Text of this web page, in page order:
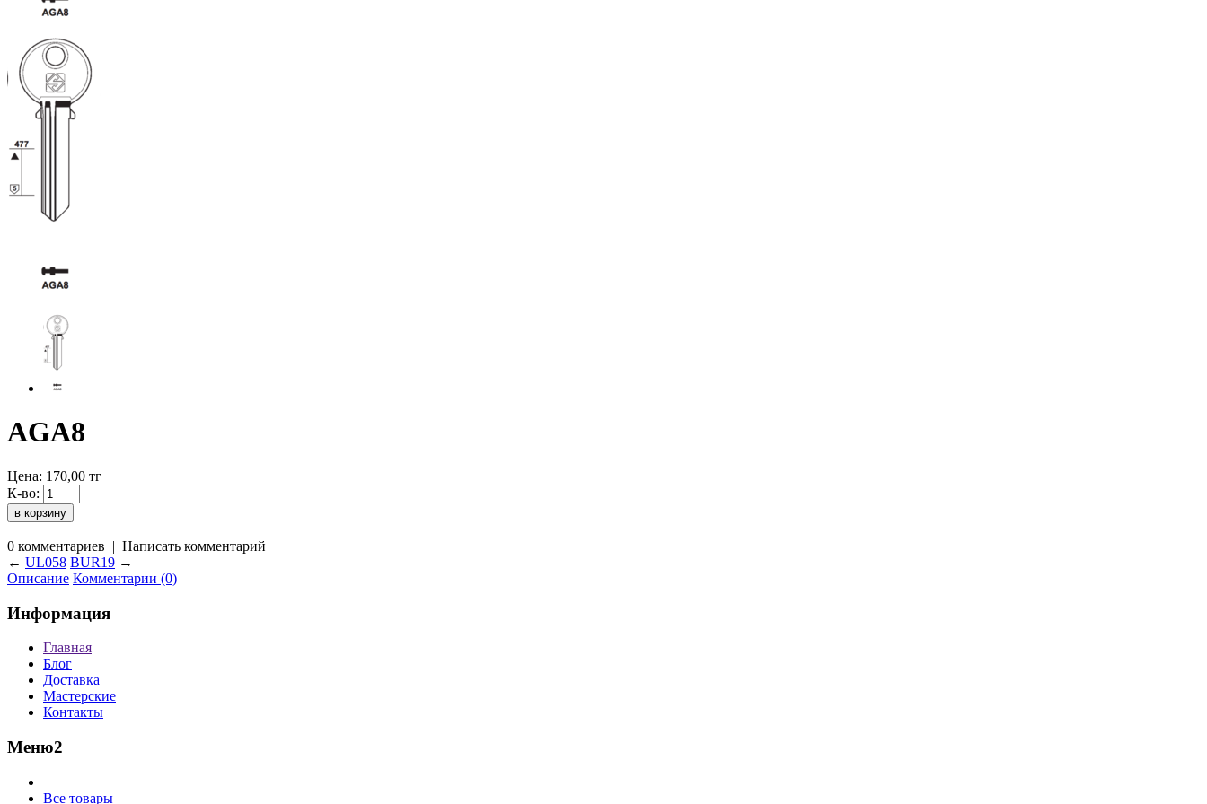
AGA8
Цена: 170,00 тг
К-во:
0 комментариев | Написать комментарий
← UL058 BUR19 →
Описание Комментарии (0)
Информация
Главная
Блог
Доставка
Мастерские
Контакты
Меню2
Все товары